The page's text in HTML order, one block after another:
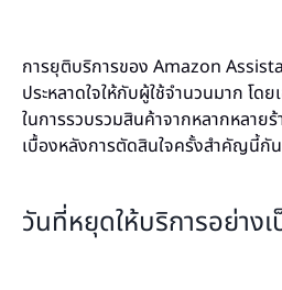
การยุติบริการของ Amazon
ประหลาดใจให้กับผู้ใช้จำนวนมาก โด
ในการรวบรวมสินค้าจากหลากหลายร้
เบื้องหลังการตัดสินใจครั้งสำคัญนี้กัน
วันที่หยุดให้บริการอย่าง